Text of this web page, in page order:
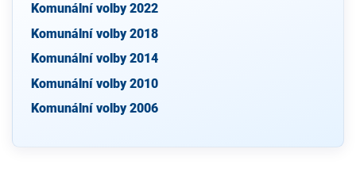
Komunální volby 2022
Komunální volby 2018
Komunální volby 2014
Komunální volby 2010
Komunální volby 2006